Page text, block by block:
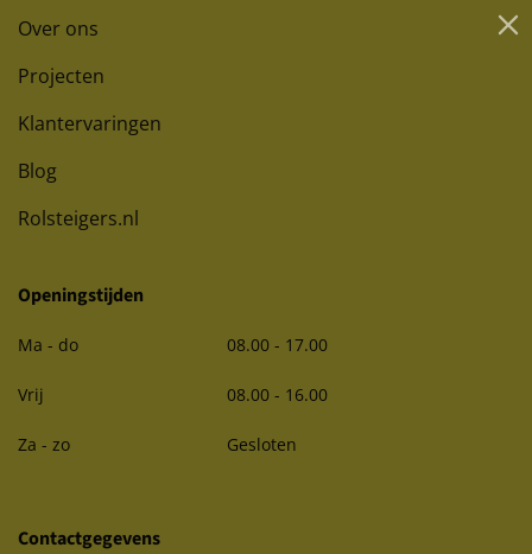
Over ons
Projecten
Klantervaringen
Blog
Rolsteigers.nl
Openingstijden
Ma - do 08.00 - 17.00
Vrij 08.00 - 16.00
Za - zo Gesloten
Contactgegevens